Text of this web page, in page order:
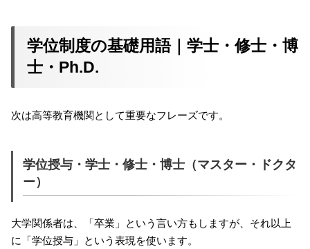
学位制度の基礎用語｜学士・修士・博
士・Ph.D.
次は高等教育機関として重要なフレーズです。
学位授与・学士・修士・博士（マスター・ドクタ
ー）
大学関係者は、「卒業」という言い方もしますが、それ以上
に「学位授与」という表現を使います。